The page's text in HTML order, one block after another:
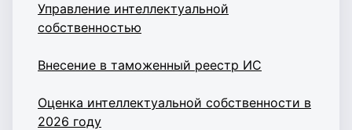
Управление интеллектуальной
собственностью
Внесение в таможенный реестр ИС
Оценка интеллектуальной собственности в
2026 году